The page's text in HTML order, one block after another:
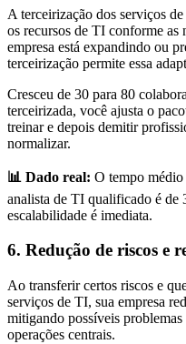
A terceirização dos serviços
os recursos de TI conforme as
empresa está expandindo ou
terceirização permite essa
Cresceu de 30 para 80
terceirizada, você ajusta o
treinar e depois demitir
normalizar.
📊 Dado real: O tempo
analista de TI qualificado é de
escalabilidade é imediata.
6. Redução de riscos e
Ao transferir certos riscos e
serviços de TI, sua empresa
mitigando possíveis
operações centrais.